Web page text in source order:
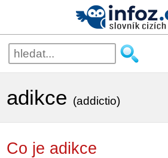
adikce (addictio)
Co je adikce